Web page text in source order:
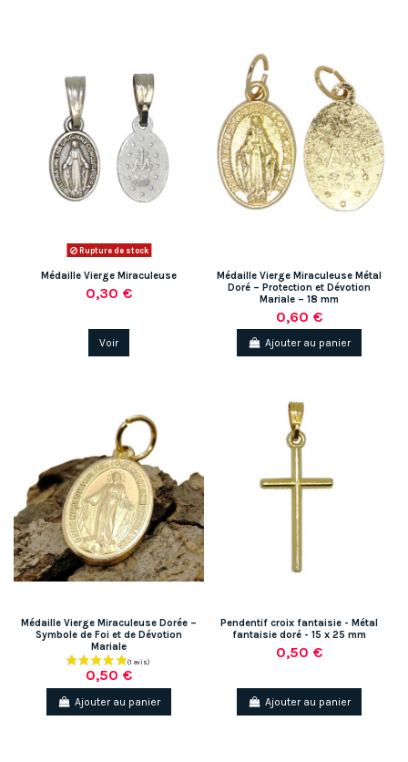
Rupture de stock
Médaille Vierge Miraculeuse
0,30 €
Voir
Médaille Vierge Miraculeuse Métal
Doré – Protection et Dévotion
Mariale – 18 mm
0,60 €
Ajouter au panier
Médaille Vierge Miraculeuse Dorée –
Symbole de Foi et de Dévotion
Mariale
0,50 €
Ajouter au panier
Pendentif croix fantaisie - Métal
fantaisie doré - 15 x 25 mm
0,50 €
Ajouter au panier